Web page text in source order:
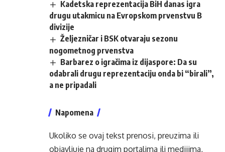
Kadetska reprezentacija BiH danas igra
drugu utakmicu na Evropskom prvenstvu B
divizije
Željezničar i BSK otvaraju sezonu
nogometnog prvenstva
Barbarez o igračima iz dijaspore: Da su
odabrali drugu reprezentaciju onda bi “birali”,
a ne pripadali
Napomena
Ukoliko se ovaj tekst prenosi, preuzima ili
objavljuje na drugim portalima ili medijima,